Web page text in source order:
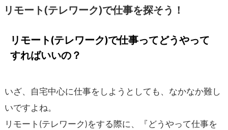
リモート(テレワーク)で仕事を探そう！
リモート(テレワーク)で仕事ってどうやって
すればいいの？
いざ、自宅中心に仕事をしようとしても、なかなか難し
いですよね。
リモート(テレワーク)をする際に、『どうやって仕事を